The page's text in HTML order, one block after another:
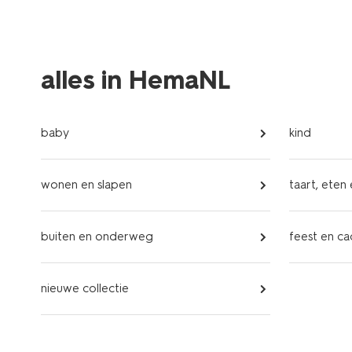
alles in HemaNL
baby kind
wonen en slapen taart, eten
buiten en onderweg feest en
nieuwe collectie